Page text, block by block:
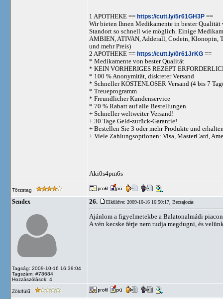
1 APOTHEKE == https://cutt.ly/5r61GH3P ==
Wir bieten Ihnen Medikamente in bester
Standort so schnell wie möglich. Einige
AMBIEN, ATIVAN, Adderall, Codein, Klonopin,
und mehr Preis)
2 APOTHEKE == https://cutt.ly/0r61JrKG ==
* Medikamente von bester Qualität
* KEIN VORHERIGES REZEPT
* 100 % Anonymität, diskreter Versand
* Schneller KOSTENLOSER Versand (4 bis 7
* Treueprogramm
* Freundlicher Kundenservice
* 70 % Rabatt auf alle Bestellungen
+ Schneller weltweiter Versand!
+ 30 Tage Geld-zurück-Garantie!
+ Bestellen Sie 3 oder mehr Produkte und
+ Viele Zahlungsoptionen: Visa, MasterCard,
Aki0s4pm6s
Törzstag
Sendex
Tagság: 2009-10-16 16:39:04
Tagszám: #78684
Hozzászólások: 4
26. Elküldve: 2009-10-16 16:50:17, Becsajozás
Ajánlom a figyelmetekbe a Balatonalmádi
A vén kecske férje nem tudja megdugni, és
Zöldfülű